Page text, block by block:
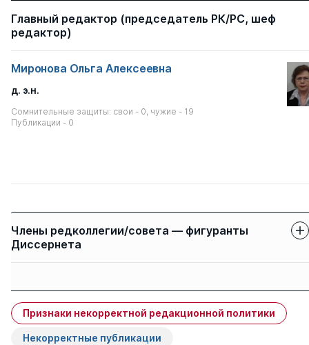
Бакулевская Л. В.
РАЗВИТИЕ
Главный редактор (председатель РК/РС, шеф
редактор)
Миронова Ольга Алексеевна
д. э.н.
Сомнительные защиты: свои - 0, чужие - 19
Публикации - 0
Члены редколлегии/совета — фигуранты
Диссернета
Гончаренко Любовь
Ивановна
д. э.н. 0 2
Признаки некорректной редакционной политики
Некорректные публикации